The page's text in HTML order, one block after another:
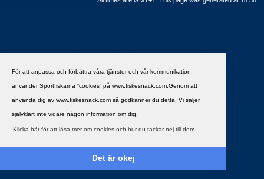
För att anpassa och förbättra våra tjänster och vår kommunikation
använder Sportfiskarna ”cookies” på www.fiskesnack.com.Genom att
använda dig av www.fiskesnack.com så godkänner du detta. Vi säljer
självklart inte vidare någon information om dig.
Klicka här för att läsa mer om cookies och hur du tackar nej till dem.
Det är okej